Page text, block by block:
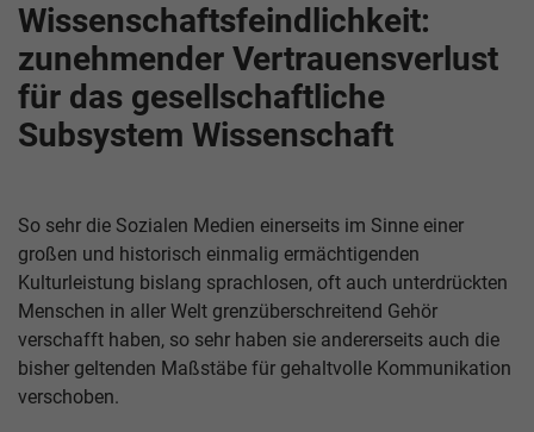
Wissenschaftsfeindlichkeit:
zunehmender Vertrauensverlust
für das gesellschaftliche
Subsystem Wissenschaft
So sehr die Sozialen Medien einerseits im Sinne einer
großen und historisch einmalig ermächtigenden
Kulturleistung bislang sprachlosen, oft auch unterdrückten
Menschen in aller Welt grenzüberschreitend Gehör
verschafft haben, so sehr haben sie andererseits auch die
bisher geltenden Maßstäbe für gehaltvolle Kommunikation
verschoben.